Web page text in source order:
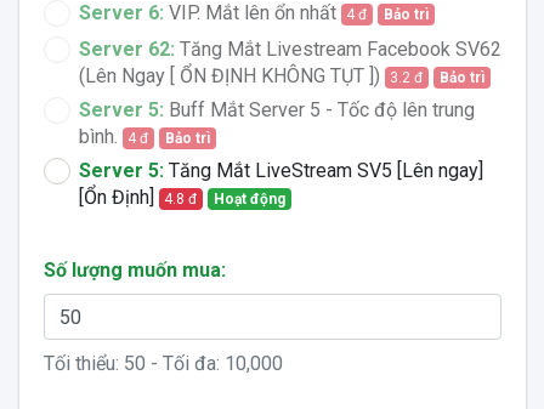
Server 6: VIP. Mắt lên ổn nhất 4 đ Bảo trì
Server 62: Tăng Mắt Livestream Facebook SV62
(Lên Ngay [ ỔN ĐỊNH KHÔNG TỤT ])
3.2 đ Bảo trì
Server 5: Buff Mắt Server 5 - Tốc độ lên trung
bình.
4 đ Bảo trì
Server 5:Tăng Mắt LiveStream SV5 [Lên ngay]
[Ổn Định]
4.8 đ Hoạt động
Số lượng muốn mua:
Tối thiểu: 50 - Tối đa: 10,000